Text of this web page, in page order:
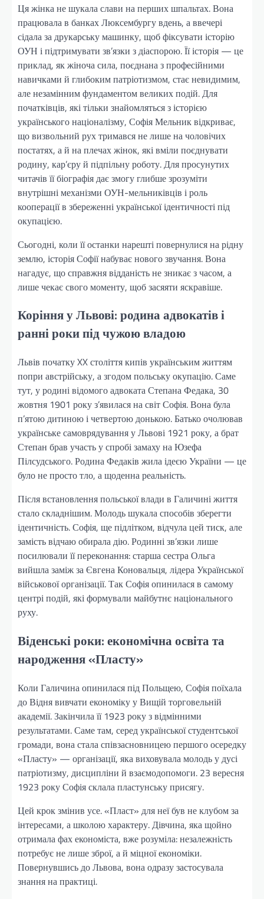
Ця жінка не шукала слави на перших шпальтах. Вона
працювала в банках Люксембургу вдень, а ввечері
сідала за друкарську машинку, щоб фіксувати історію
ОУН і підтримувати зв’язки з діаспорою. Її історія — це
приклад, як жіноча сила, поєднана з професійними
навичками й глибоким патріотизмом, стає невидимим,
але незамінним фундаментом великих подій. Для
початківців, які тільки знайомляться з історією
українського націоналізму, Софія Мельник відкриває,
що визвольний рух тримався не лише на чоловічих
постатях, а й на плечах жінок, які вміли поєднувати
родину, кар’єру й підпільну роботу. Для просунутих
читачів її біографія дає змогу глибше зрозуміти
внутрішні механізми ОУН-мельниківців і роль
кооперації в збереженні української ідентичності під
окупацією.
Сьогодні, коли її останки нарешті повернулися на рідну
землю, історія Софії набуває нового звучання. Вона
нагадує, що справжня відданість не зникає з часом, а
лише чекає свого моменту, щоб засяяти яскравіше.
Коріння у Львові: родина адвокатів і
ранні роки під чужою владою
Львів початку XX століття кипів українським життям
попри австрійську, а згодом польську окупацію. Саме
тут, у родині відомого адвоката Степана Федака, 30
жовтня 1901 року з’явилася на світ Софія. Вона була
п’ятою дитиною і четвертою донькою. Батько очолював
українське самоврядування у Львові 1921 року, а брат
Степан брав участь у спробі замаху на Юзефа
Пілсудського. Родина Федаків жила ідеєю України — це
було не просто тло, а щоденна реальність.
Після встановлення польської влади в Галичині життя
стало складнішим. Молодь шукала способів зберегти
ідентичність. Софія, ще підлітком, відчула цей тиск, але
замість відчаю обирала дію. Родинні зв’язки лише
посилювали її переконання: старша сестра Ольга
вийшла заміж за Євгена Коновальця, лідера Української
військової організації. Так Софія опинилася в самому
центрі подій, які формували майбутнє національного
руху.
Віденські роки: економічна освіта та
народження «Пласту»
Коли Галичина опинилася під Польщею, Софія поїхала
до Відня вивчати економіку у Вищій торговельній
академії. Закінчила її 1923 року з відмінними
результатами. Саме там, серед української студентської
громади, вона стала співзасновницею першого осередку
«Пласту» — організації, яка виховувала молодь у дусі
патріотизму, дисципліни й взаємодопомоги. 23 вересня
1923 року Софія склала пластунську присягу.
Цей крок змінив усе. «Пласт» для неї був не клубом за
інтересами, а школою характеру. Дівчина, яка щойно
отримала фах економіста, вже розуміла: незалежність
потребує не лише зброї, а й міцної економіки.
Повернувшись до Львова, вона одразу застосувала
знання на практиці.